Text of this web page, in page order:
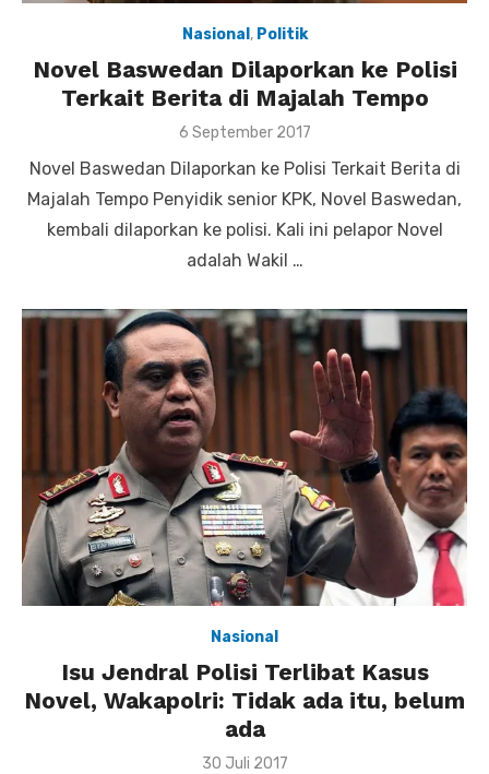
Nasional , Politik
Novel Baswedan Dilaporkan ke Polisi
Terkait Berita di Majalah Tempo
Posted
6 September 2017
Novel Baswedan Dilaporkan ke Polisi Terkait Berita di
Majalah Tempo Penyidik senior KPK, Novel Baswedan,
kembali dilaporkan ke polisi. Kali ini pelapor Novel
adalah Wakil …
Nasional
Isu Jendral Polisi Terlibat Kasus
Novel, Wakapolri: Tidak ada itu, belum
ada
Posted
30 Juli 2017